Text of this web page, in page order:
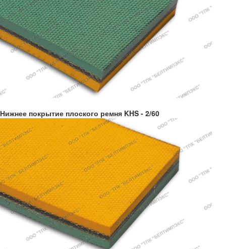
Нижнее покрытие плоского ремня KHS - 2/60